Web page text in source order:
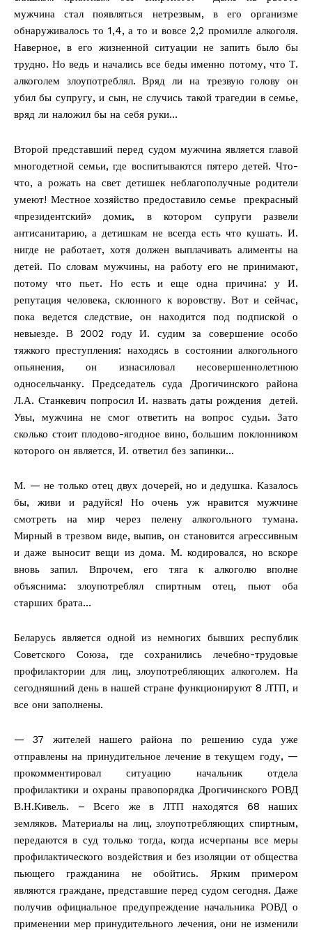
мужчина стал появляться нетрезвым, в его организме
обнаруживалось то 1,4, а то и вовсе 2,2 промилле алкоголя.
Наверное, в его жизненной ситуации не запить было бы
трудно. Но ведь и начались все беды именно потому, что Т.
алкоголем злоупотреблял. Вряд ли на трезвую голову он
убил бы супругу, и сын, не случись такой трагедии в семье,
вряд ли наложил бы на себя руки…
Второй представший перед судом мужчина является главой
многодетной семьи, где воспитываются пятеро детей. Что-
что, а рожать на свет детишек неблагополучные родители
умеют! Местное хозяйство предоставило семье прекрасный
«президентский» домик, в котором супруги развели
антисанитарию, а детишкам не всегда есть что кушать. И.
нигде не работает, хотя должен выплачивать алименты на
детей. По словам мужчины, на работу его не принимают,
потому что пьет. Но есть и еще одна причина: у И.
репутация человека, склонного к воровству. Вот и сейчас,
пока ведется следствие, он находится под подпиской о
невыезде. В 2002 году И. судим за совершение особо
тяжкого преступления: находясь в состоянии алкогольного
опьянения, он изнасиловал несовершеннолетнюю
односельчанку. Председатель суда Дрогичинского района
Л.А. Станкевич попросил И. назвать даты рождения детей.
Увы, мужчина не смог ответить на вопрос судьи. Зато
сколько стоит плодово-ягодное вино, большим поклонником
которого он является, И. ответил без запинки…
М. — не только отец двух дочерей, но и дедушка. Казалось
бы, живи и радуйся! Но очень уж нравится мужчине
смотреть на мир через пелену алкогольного тумана.
Мирный в трезвом виде, выпив, он становится агрессивным
и даже выносит вещи из дома. М. кодировался, но вскоре
вновь запил. Впрочем, его тяга к алкоголю вполне
объяснима: злоупотреблял спиртным отец, пьют оба
старших брата…
Беларусь является одной из немногих бывших республик
Советского Союза, где сохранились лечебно-трудовые
профилактории для лиц, злоупотребляющих алкоголем. На
сегодняшний день в нашей стране функционируют 8 ЛТП, и
все они заполнены.
— 37 жителей нашего района по решению суда уже
отправлены на принудительное лечение в текущем году, —
прокомментировал ситуацию начальник отдела
профилактики и охраны правопорядка Дрогичинского РОВД
В.Н.Кивель. – Всего же в ЛТП находятся 68 наших
земляков. Материалы на лиц, злоупотребляющих спиртным,
передаются в суд только тогда, когда исчерпаны все меры
профилактического воздействия и без изоляции от общества
пьющего гражданина не обойтись. Ярким примером
являются граждане, представшие перед судом сегодня. Даже
получив официальное предупреждение начальника РОВД о
применении мер принудительного лечения, они не изменили